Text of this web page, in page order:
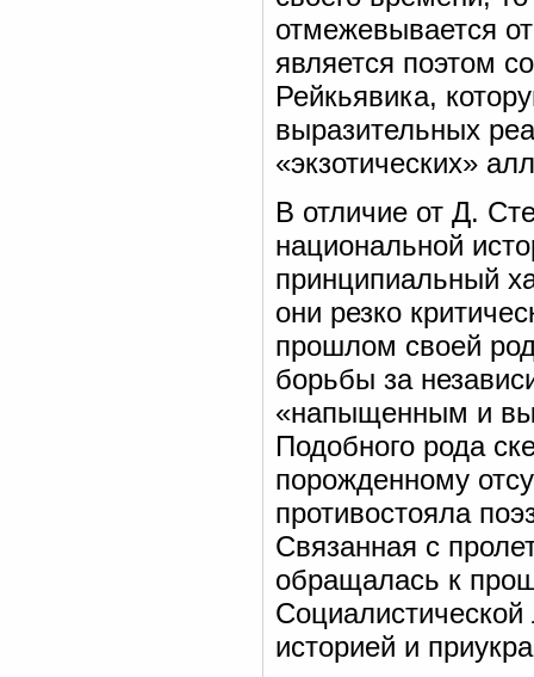
отмежевывается
является поэтом
Рейкьявика,
выразительных
«экзотических»
В отличие от Д.
национальной
принципиальный
они резко
прошлом своей
борьбы за
«напыщенным и
Подобного рода
порожденному
противостояла
Связанная с
обращалась к
историей и